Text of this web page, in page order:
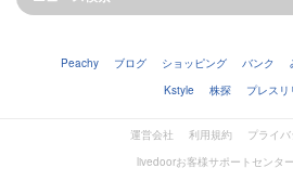
Peachy ブログ ショッピング バンク
Kstyle
株探 プレスリ
運営会社 利用規約
プライ
livedoorお客様サポートセンター